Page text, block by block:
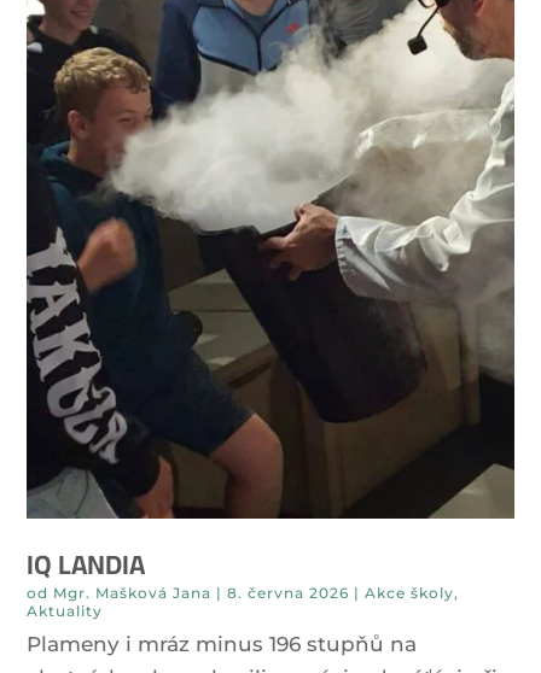
IQ LANDIA
od Mgr. Mašková Jana | 8. června 2026 | Akce školy,
Aktuality
Plameny i mráz minus 196 stupňů na